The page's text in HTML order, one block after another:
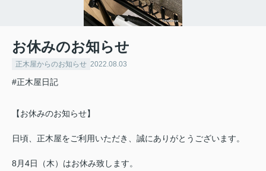
お休みのお知らせ
正木屋からのお知らせ 2022.08.03
#正木屋日記
【お休みのお知らせ】
日頃、正木屋をご利用いただき、誠にありがとうございます。
8月4日（木）はお休み致します。